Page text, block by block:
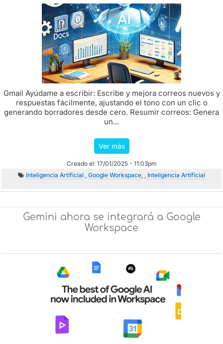
Gmail Ayúdame a escribir: Escribe y mejora correos nuevos y
respuestas fácilmente, ajustando el tono con un clic o
generando borradores desde cero. Resumir correos: Genera
un...
Ver más
Creado el: 17/01/2025 - 11:03pm
Inteligencia Artificial , Google Workspace, , Inteligencia Artificial
Gemini ahora se integrará a Google
Workspace